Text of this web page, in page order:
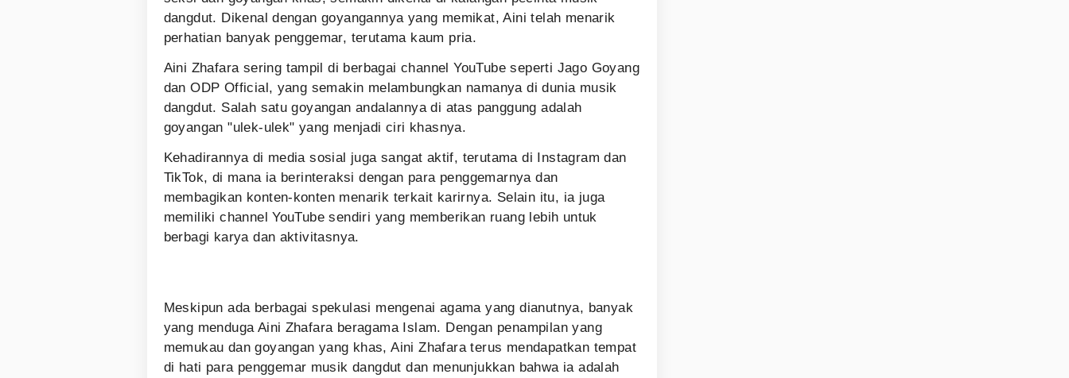
dangdut. Dikenal dengan goyangannya yang memikat, Aini telah menarik
perhatian banyak penggemar, terutama kaum pria.
Aini Zhafara sering tampil di berbagai channel YouTube seperti Jago Goyang
dan ODP Official, yang semakin melambungkan namanya di dunia musik
dangdut. Salah satu goyangan andalannya di atas panggung adalah
goyangan "ulek-ulek" yang menjadi ciri khasnya.
Kehadirannya di media sosial juga sangat aktif, terutama di Instagram dan
TikTok, di mana ia berinteraksi dengan para penggemarnya dan
membagikan konten-konten menarik terkait karirnya. Selain itu, ia juga
memiliki channel YouTube sendiri yang memberikan ruang lebih untuk
berbagi karya dan aktivitasnya.
Meskipun ada berbagai spekulasi mengenai agama yang dianutnya, banyak
yang menduga Aini Zhafara beragama Islam. Dengan penampilan yang
memukau dan goyangan yang khas, Aini Zhafara terus mendapatkan tempat
di hati para penggemar musik dangdut dan menunjukkan bahwa ia adalah